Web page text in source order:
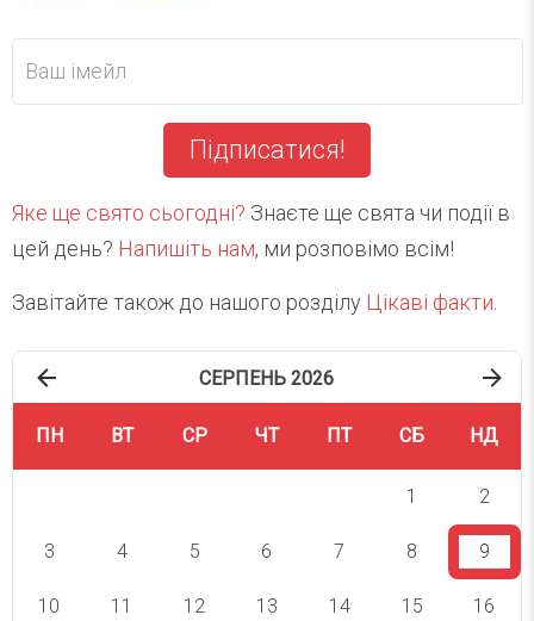
Підписатися!
Яке ще свято сьогодні? Знаєте ще свята чи події в
цей день? Напишіть нам, ми розповімо всім!
Завітайте також до нашого розділу Цікаві факти
СЕРПЕНЬ 2026
ПН ВТ СР ЧТ ПТ СБ НД
1 2
3 4 5 6 7 8 9
10 11 12 13 14 15 16